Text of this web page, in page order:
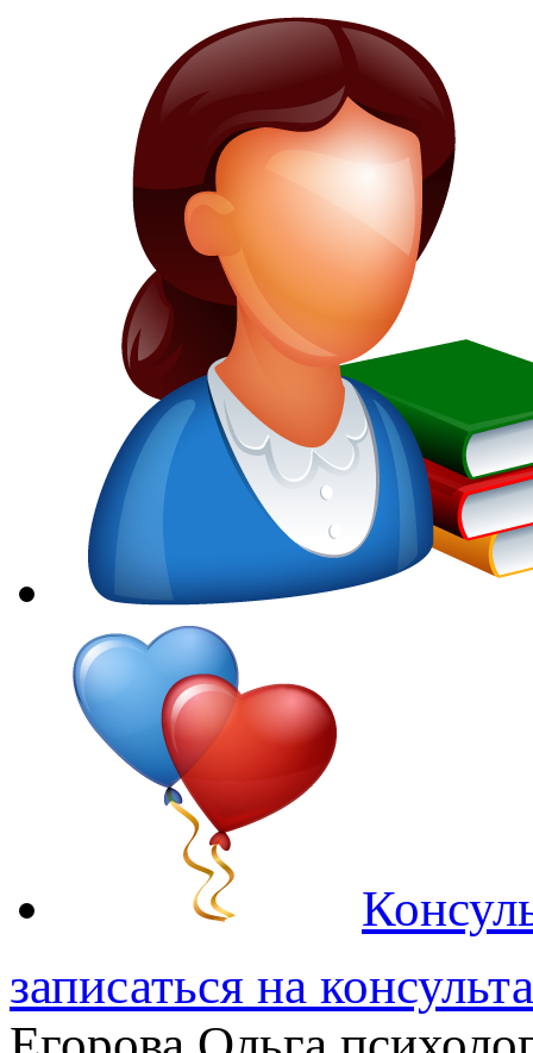
записаться на